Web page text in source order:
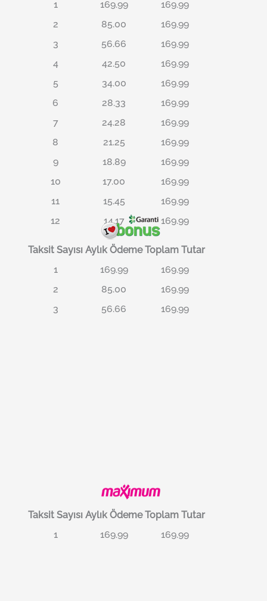
1 169.99
169.99
2
85.00
169.99
3
56.66
169.99
4
42.50
169.99
5
34.00
169.99
6
28.33
169.99
7
24.28
169.99
8
21.25
169.99
9
18.89
169.99
10
17.00
169.99
11
15.45
169.99
12
14.17 169.99
Taksit Sayısı Aylık Ödeme Toplam Tutar
1
169.99
169.99
2
85.00
169.99
3
56.66 169.99
Taksit Sayısı Aylık Ödeme Toplam Tutar
1
169.99 169.99